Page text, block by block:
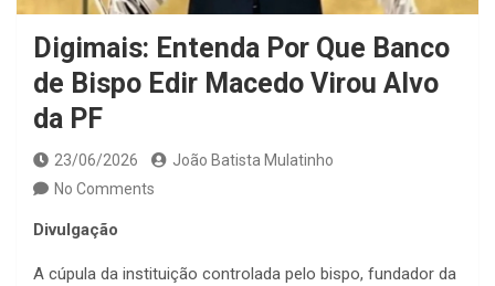
Digimais: Entenda Por Que Banco
de Bispo Edir Macedo Virou Alvo
da PF
23/06/2026
João Batista Mulatinho
No Comments
Divulgação
A cúpula da instituição controlada pelo bispo, fundador da